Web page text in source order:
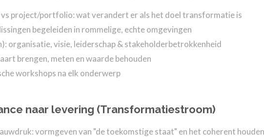
project/portfolio: wat verandert er als het doel transformatie is
begeleiden in rommelige, echte omgevingen
organisatie, visie, leiderschap & stakeholderbetrokkenheid
brengen, meten en waarde behouden
workshops na elk onderwerp
naar levering (Transformatiestroom)
vormgeven van "de toekomstige staat" en het coherent houden